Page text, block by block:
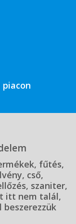
fűtés,
cső,
szaniter,
itt nem talál,